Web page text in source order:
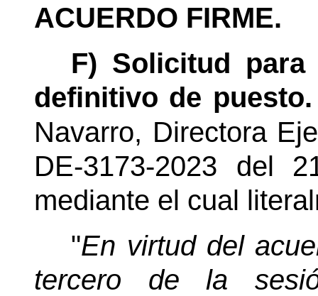
ACUERDO FIRME.
F) Solicitud
definitivo de puesto.
Navarro, Directora
DE-3173-2023 del
mediante el cual
"En virtud del
tercero de la